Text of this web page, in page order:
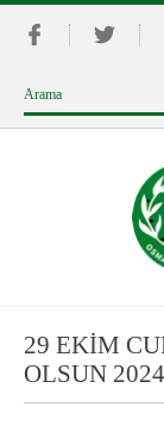
29 EKİM
OLSUN 2024